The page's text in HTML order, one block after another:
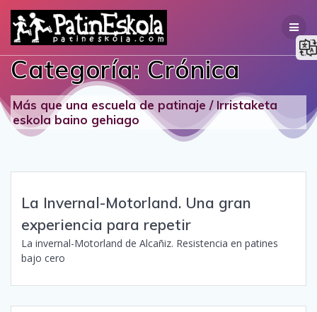
Saltar
contenido
Categoría: Crónica
Más que una escuela de patinaje / Irristaketa
eskola baino gehiago
La Invernal-Motorland. Una gran
experiencia para repetir
La invernal-Motorland de Alcañiz. Resistencia en patines
bajo cero